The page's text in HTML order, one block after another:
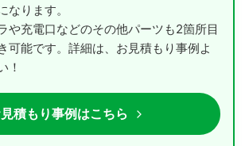
なります。
や充電口などのその他パーツも2箇所目
可能です。詳細は、お見積もり事例よ
！
積もり事例はこちら